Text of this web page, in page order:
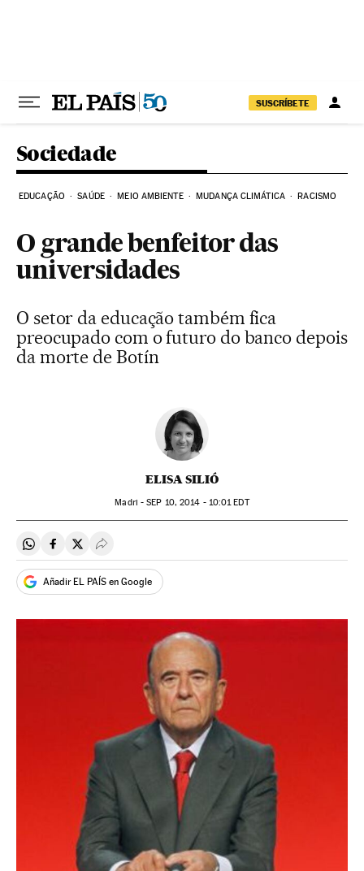
SUSCRÍBETE
Sociedade
EDUCAÇÃO SAÚDE MEIO AMBIENTE MUDANÇA CLIMÁTICA RACISMO
O grande benfeitor das
universidades
O setor da educação também fica
preocupado com o futuro do banco depois
da morte de Botín
ELISA SILIÓ
Madri -SEP 10, 2014 - 10:01EDT
Compartir en Whatsapp
Compartir en Facebook
Compartir en Twitter
Desplegar Redes Sociales
Añadir EL PAÍS en Google